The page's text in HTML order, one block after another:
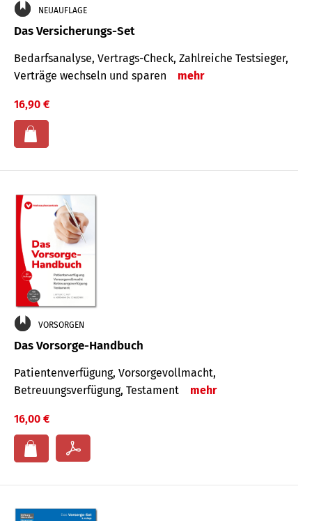
NEUAUFLAGE
Das Versicherungs-Set
Bedarfsanalyse, Vertrags-Check, Zahlreiche Testsieger,
Verträge wechseln und sparen
mehr
16,90 €
VORSORGEN
Das Vorsorge-Handbuch
Patientenverfügung, Vorsorgevollmacht,
Betreuungsverfügung, Testament
mehr
16,00 €